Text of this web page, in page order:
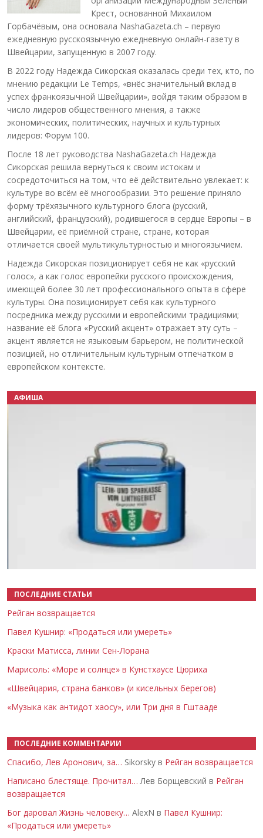
Крест, основанной Михаилом
Горбачёвым, она основала NashaGazeta.ch – первую
ежедневную русскоязычную ежедневную онлайн-газету в
Швейцарии, запущенную в 2007 году.
В 2022 году Надежда Сикорская оказалась среди тех, кто, по
мнению редакции Le Temps, «внёс значительный вклад в
успех франкоязычной Швейцарии», войдя таким образом в
число лидеров общественного мнения, а также
экономических, политических, научных и культурных
лидеров: Форум 100.
После 18 лет руководства NashaGazeta.ch Надежда
Сикорская решила вернуться к своим истокам и
сосредоточиться на том, что её действительно увлекает: к
культуре во всём её многообразии. Это решение приняло
форму трёхязычного культурного блога (русский,
английский, французский), родившегося в сердце Европы – в
Швейцарии, её приёмной стране, стране, которая
отличается своей мультикультурностью и многоязычием.
Надежда Сикорская позиционирует себя не как «русский
голос», а как голос европейки русского происхождения,
имеющей более 30 лет профессионального опыта в сфере
культуры. Она позиционирует себя как культурного
посредника между русскими и европейскими традициями;
название её блога «Русский акцент» отражает эту суть –
акцент является не языковым барьером, не политической
позицией, но отличительным культурным отпечатком в
европейском контексте.
АФИША
ПОСЛЕДНИЕ СТАТЬИ
Рейган возвращается
Павел Кушнир: «Продаться или умереть»
Краски Матисса, линии Сен-Лорана
Марисоль: «Море и солнце» в Кунстхаусе Цюриха
«Швейцария, страна банков» (и кисельных берегов)
«Музыка как антидот хаосу», или Три дня в Гштааде
ПОСЛЕДНИЕ КОММЕНТАРИИ
Спасибо, Лев Аронович, за… Sikorsky в Рейган возвращается
Написано блестяще. Прочитал… Лев Борщевский в Рейган
возвращается
Бог даровал Жизнь человеку… AlexN в Павел Кушнир:
«Продаться или умереть»